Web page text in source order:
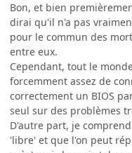
Bon, et bien
dirai qu'il n'a pas
pour le commun des
entre eux.
Cependant, tout le
forcemment assez de
correctement un BIOS
seul sur des problèmes
D'autre part, je
'libre' et que l'on peut